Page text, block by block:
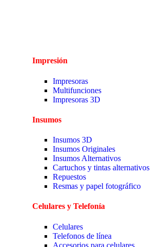
Impresión
Impresoras
Multifunciones
Impresoras 3D
Insumos
Insumos 3D
Insumos Originales
Insumos Alternativos
Cartuchos y tintas alternativos
Repuestos
Resmas y papel fotográfico
Celulares y Telefonía
Celulares
Telefonos de línea
Accesorios para celulares